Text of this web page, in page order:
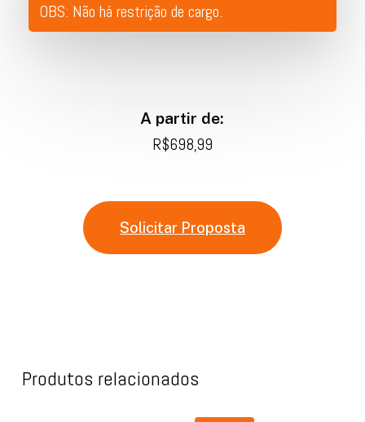
OBS: Não há restrição de cargo.
A partir de:
R$698,99
Solicitar Proposta
Produtos relacionados